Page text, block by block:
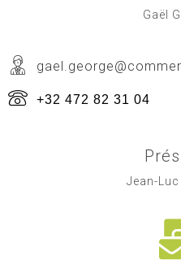
Gaël
+32 472 82 31 04
Jean-Luc